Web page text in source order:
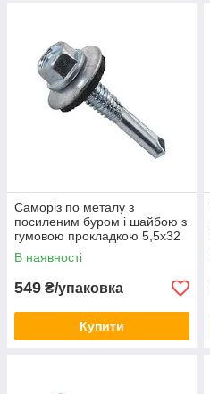
Саморіз по металу з
посиленим буром і шайбою з
гумовою прокладкою 5,5х32
ЦБ 250шт\уп.
В наявності
549 ₴/упаковка
Купити